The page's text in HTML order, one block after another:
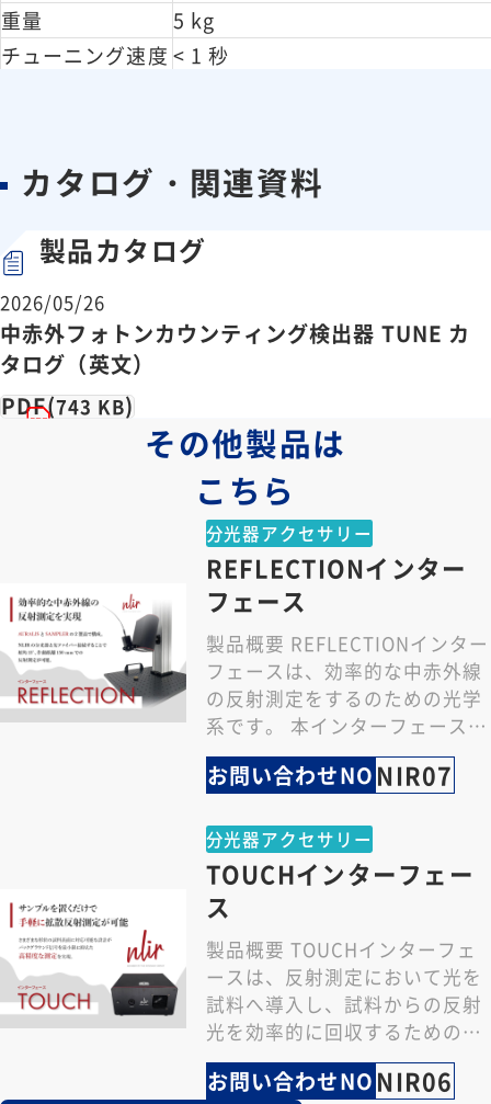
重量
5 kg
チューニング速度 < 1 秒
カタログ・関連資料
製品カタログ
2026/05/26
中赤外フォトンカウンティング検出器 TUNE カ
タログ（英文）
PDF(743 KB)
その他製品は
こちら
分光器アクセサリー
REFLECTIONインター
フェース
製品概要 REFLECTIONインター
フェースは、効率的な中赤外線
の反射測定をするのための光学
系です。 本インターフェース
は、中赤外線光源光源 AURALIS
と…
お問い合わせNO NIR07
分光器アクセサリー
TOUCHインターフェー
ス
製品概要 TOUCHインターフェ
ースは、反射測定において光を
試料へ導入し、試料からの反射
光を効率的に回収するための測
定機器です。 中赤外光源を内蔵
しており、試料…
お問い合わせNO NIR06